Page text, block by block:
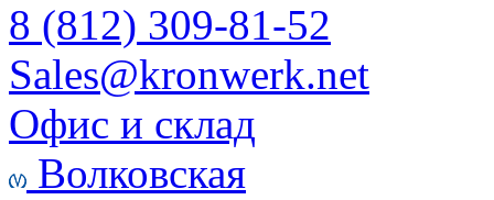
8 (812) 309-81-52
Sales@kronwerk.net
Офис и склад
Волковская